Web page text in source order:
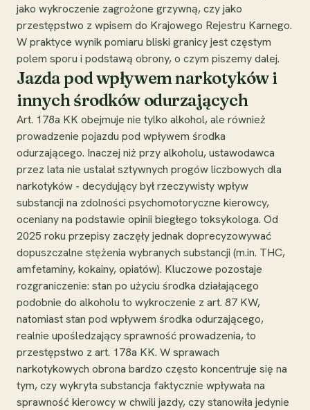
jako wykroczenie zagrożone grzywną, czy jako
przestępstwo z wpisem do Krajowego Rejestru Karnego.
W praktyce wynik pomiaru bliski granicy jest częstym
polem sporu i podstawą obrony, o czym piszemy dalej.
Jazda pod wpływem narkotyków i
innych środków odurzających
Art. 178a KK obejmuje nie tylko alkohol, ale również
prowadzenie pojazdu pod wpływem środka
odurzającego. Inaczej niż przy alkoholu, ustawodawca
przez lata nie ustalał sztywnych progów liczbowych dla
narkotyków - decydujący był rzeczywisty wpływ
substancji na zdolności psychomotoryczne kierowcy,
oceniany na podstawie opinii biegłego toksykologa. Od
2025 roku przepisy zaczęły jednak doprecyzowywać
dopuszczalne stężenia wybranych substancji (m.in. THC,
amfetaminy, kokainy, opiatów). Kluczowe pozostaje
rozgraniczenie: stan po użyciu środka działającego
podobnie do alkoholu to wykroczenie z art. 87 KW,
natomiast stan pod wpływem środka odurzającego,
realnie upośledzający sprawność prowadzenia, to
przestępstwo z art. 178a KK. W sprawach
narkotykowych obrona bardzo często koncentruje się na
tym, czy wykryta substancja faktycznie wpływała na
sprawność kierowcy w chwili jazdy, czy stanowiła jedynie